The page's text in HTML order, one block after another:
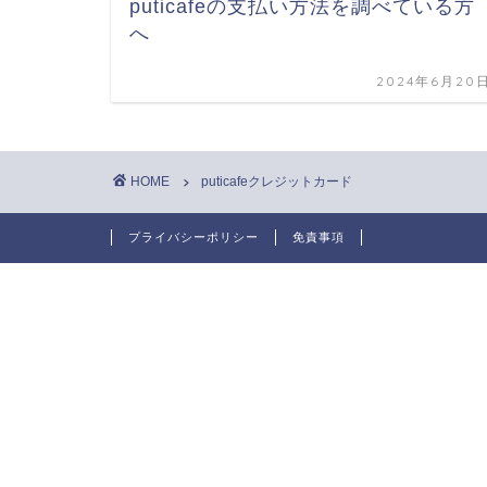
puticafeの支払い方法を調べている方
へ
2024年6月20
HOME puticafeクレジットカード
プライバシーポリシー 免責事項